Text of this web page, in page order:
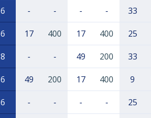
6 - - - - 33
6 17 400 17 400 25
8 - - 49 200 33
6 49 200 17 400 9
6 - - - - 25